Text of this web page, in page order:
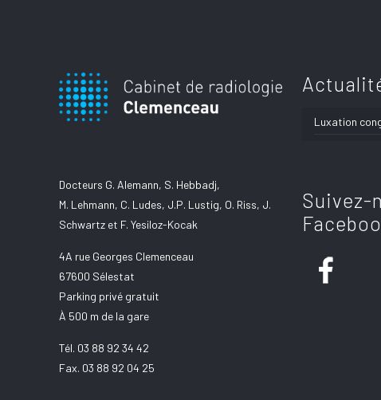
Docteurs G. Alemann, S. Hebbadj,
M. Lehmann, C. Ludes, J.P. Lustig, O. Riss, J.
Schwartz et F. Yesiloz-Kocak
4A rue Georges Clemenceau
67600 Sélestat
Parking privé gratuit
À 500 m de la gare
Tél. 03 88 92 34 42
Fax. 03 88 92 04 25
Luxation
Suivez-